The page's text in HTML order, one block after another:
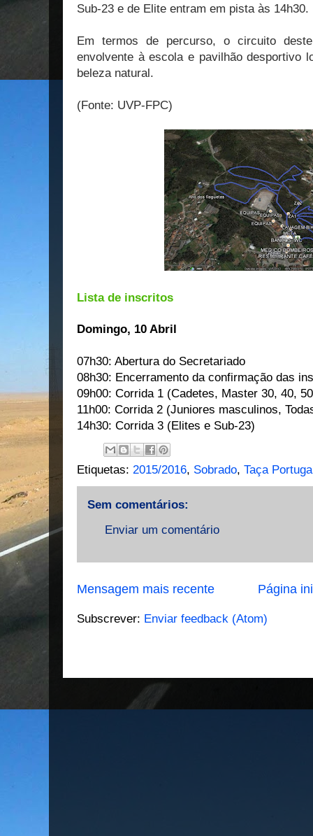
Sub-23 e de Elite entram em pista às 14h30.
Em termos de percurso, o circuito
envolvente à escola e pavilhão desportivo
beleza natural.
(Fonte: UVP-FPC)
Lista de inscritos
Domingo, 10 Abril
07h30: Abertura do Secretariado
08h30: Encerramento da confirmação das
09h00: Corrida 1 (Cadetes, Master 30, 40,
11h00: Corrida 2 (Juniores masculinos,
14h30: Corrida 3 (Elites e Sub-23)
Etiquetas: 2015/2016, Sobrado, Taça
Sem comentários:
Enviar um comentário
Mensagem mais recente Página
Subscrever: Enviar feedback (Atom)